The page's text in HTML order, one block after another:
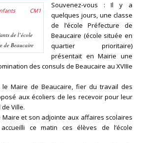
de l’école
de Beaucaire
Souvenez-vous : Il y a
quelques jours, une classe
de l’école Préfecture de
Beaucaire (école située en
quartier prioritaire)
présentait en Mairie une
des consuls de Beaucaire au XVIIIe
le Maire de Beaucaire, fier du travail des
aux écoliers de les recevoir pour leur
Ville.
Maire et son adjointe aux affaires scolaires
ce matin ces élèves de l’école